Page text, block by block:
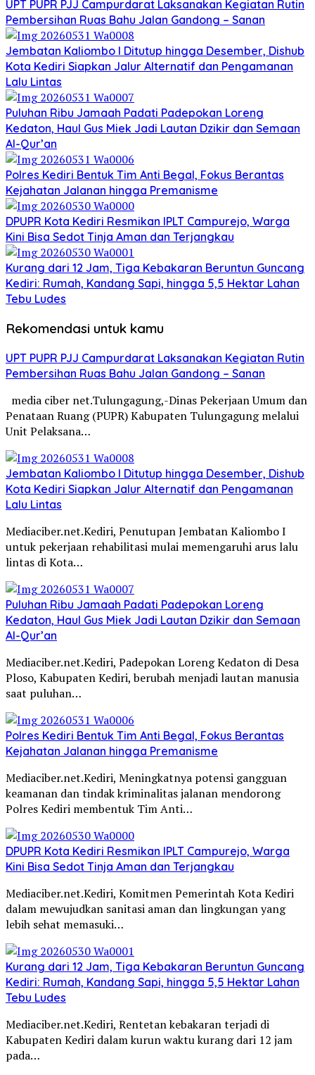
UPT PUPR PJJ Campurdarat Laksanakan Kegiatan Rutin
Pembersihan Ruas Bahu Jalan Gandong – Sanan
Jembatan Kaliombo I Ditutup hingga Desember, Dishub
Kota Kediri Siapkan Jalur Alternatif dan Pengamanan
Lalu Lintas
Puluhan Ribu Jamaah Padati Padepokan Loreng
Kedaton, Haul Gus Miek Jadi Lautan Dzikir dan Semaan
Al-Qur’an
Polres Kediri Bentuk Tim Anti Begal, Fokus Berantas
Kejahatan Jalanan hingga Premanisme
DPUPR Kota Kediri Resmikan IPLT Campurejo, Warga
Kini Bisa Sedot Tinja Aman dan Terjangkau
Kurang dari 12 Jam, Tiga Kebakaran Beruntun Guncang
Kediri: Rumah, Kandang Sapi, hingga 5,5 Hektar Lahan
Tebu Ludes
Rekomendasi untuk kamu
UPT PUPR PJJ Campurdarat Laksanakan Kegiatan Rutin
Pembersihan Ruas Bahu Jalan Gandong – Sanan
media ciber net.Tulungagung,-Dinas Pekerjaan Umum dan
Penataan Ruang (PUPR) Kabupaten Tulungagung melalui
Unit Pelaksana…
Jembatan Kaliombo I Ditutup hingga Desember, Dishub
Kota Kediri Siapkan Jalur Alternatif dan Pengamanan
Lalu Lintas
Mediaciber.net.Kediri, Penutupan Jembatan Kaliombo I
untuk pekerjaan rehabilitasi mulai memengaruhi arus lalu
lintas di Kota…
Puluhan Ribu Jamaah Padati Padepokan Loreng
Kedaton, Haul Gus Miek Jadi Lautan Dzikir dan Semaan
Al-Qur’an
Mediaciber.net.Kediri, Padepokan Loreng Kedaton di Desa
Ploso, Kabupaten Kediri, berubah menjadi lautan manusia
saat puluhan…
Polres Kediri Bentuk Tim Anti Begal, Fokus Berantas
Kejahatan Jalanan hingga Premanisme
Mediaciber.net.Kediri, Meningkatnya potensi gangguan
keamanan dan tindak kriminalitas jalanan mendorong
Polres Kediri membentuk Tim Anti…
DPUPR Kota Kediri Resmikan IPLT Campurejo, Warga
Kini Bisa Sedot Tinja Aman dan Terjangkau
Mediaciber.net.Kediri, Komitmen Pemerintah Kota Kediri
dalam mewujudkan sanitasi aman dan lingkungan yang
lebih sehat memasuki…
Kurang dari 12 Jam, Tiga Kebakaran Beruntun Guncang
Kediri: Rumah, Kandang Sapi, hingga 5,5 Hektar Lahan
Tebu Ludes
Mediaciber.net.Kediri, Rentetan kebakaran terjadi di
Kabupaten Kediri dalam kurun waktu kurang dari 12 jam
pada…